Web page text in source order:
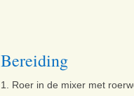
Bereiding
Roer in de mixer met